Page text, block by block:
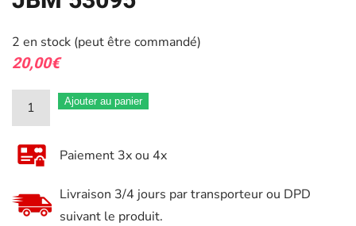
2 en stock (peut être commandé)
20,00€
quantité
de
Jeu
de
Chasses
Ajouter au panier
Paiement 3x ou 4x
Livraison 3/4 jours par transporteur ou DPD
suivant le produit.